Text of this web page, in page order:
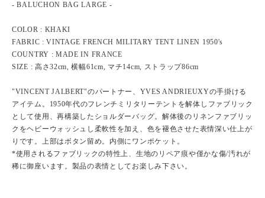
- BALUCHON BAG LARGE -
COLOR : KHAKI
FABRIC : VINTAGE FRENCH MILITARY TENT LINEN 1950's
COUNTRY : MADE IN FRANCE
SIZE : 高さ32cm, 横幅61cm, マチ14cm, ストラップ86cm
"VINCENT JALBERT"のパートナー、YVES ANDRIEUXYの手掛ける
アイテム。1950年代のフレンチミリタリーテントを解体しファブリック
として使用、再構築したショルダーバッグ。解体後のリネンファブリッ
クをヘビーウォッシュし柔軟性を加え、色を褪色させた表情深い仕上が
りです。上部はボタン留め。内側にワンポケット。
*使用されるファブリックの特性上、生地のリペア痕や僅かな傷/汚れが
稀に御座います。製品の表情としてお楽しみ下さい。